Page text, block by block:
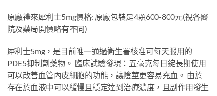
原廠禮來犀利士5mg價格: 原廠包裝是4顆600-800元(視各醫
院及藥局開價略有不同)
犀利士5mg，是目前唯一通過衛生署核准可每天服用的
PDE5抑制劑藥物。 臨床試驗發現：五毫克每日錠長期使用
可以改善血管內皮細胞的功能，讓陰莖更容易充血。 由於
存在於血液中可以緩慢且穩定達到治療濃度，且副作用發生